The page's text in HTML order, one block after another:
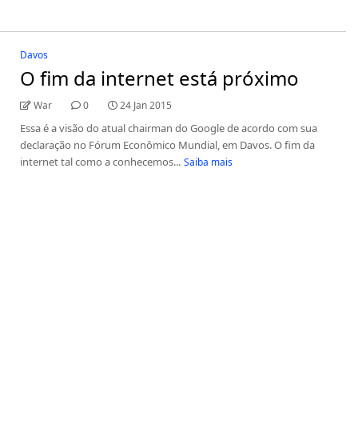
Davos
O fim da internet está próximo
War 0 24 Jan 2015
Essa é a visão do atual chairman do Google de acordo com sua
declaração no Fórum Econômico Mundial, em Davos. O fim da
internet tal como a conhecemos... Saiba mais